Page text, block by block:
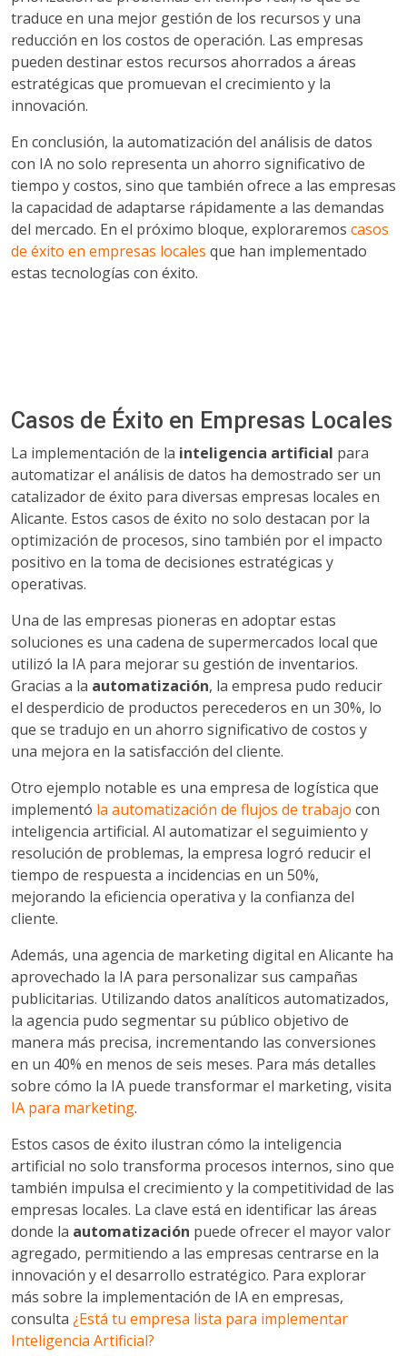
traduce en una mejor gestión de los recursos y una
reducción en los costos de operación. Las empresas
pueden destinar estos recursos ahorrados a áreas
estratégicas que promuevan el crecimiento y la
innovación.
En conclusión, la automatización del análisis de datos
con IA no solo representa un ahorro significativo de
tiempo y costos, sino que también ofrece a las empresas
la capacidad de adaptarse rápidamente a las demandas
del mercado. En el próximo bloque, exploraremos casos
de éxito en empresas locales que han implementado
estas tecnologías con éxito.
Casos de Éxito en Empresas Locales
La implementación de la inteligencia artificial para
automatizar el análisis de datos ha demostrado ser un
catalizador de éxito para diversas empresas locales en
Alicante. Estos casos de éxito no solo destacan por la
optimización de procesos, sino también por el impacto
positivo en la toma de decisiones estratégicas y
operativas.
Una de las empresas pioneras en adoptar estas
soluciones es una cadena de supermercados local que
utilizó la IA para mejorar su gestión de inventarios.
Gracias a la automatización, la empresa pudo reducir
el desperdicio de productos perecederos en un 30%, lo
que se tradujo en un ahorro significativo de costos y
una mejora en la satisfacción del cliente.
Otro ejemplo notable es una empresa de logística que
implementó la automatización de flujos de trabajo con
inteligencia artificial. Al automatizar el seguimiento y
resolución de problemas, la empresa logró reducir el
tiempo de respuesta a incidencias en un 50%,
mejorando la eficiencia operativa y la confianza del
cliente.
Además, una agencia de marketing digital en Alicante ha
aprovechado la IA para personalizar sus campañas
publicitarias. Utilizando datos analíticos automatizados,
la agencia pudo segmentar su público objetivo de
manera más precisa, incrementando las conversiones
en un 40% en menos de seis meses. Para más detalles
sobre cómo la IA puede transformar el marketing, visita
IA para marketing.
Estos casos de éxito ilustran cómo la inteligencia
artificial no solo transforma procesos internos, sino que
también impulsa el crecimiento y la competitividad de las
empresas locales. La clave está en identificar las áreas
donde la automatización puede ofrecer el mayor valor
agregado, permitiendo a las empresas centrarse en la
innovación y el desarrollo estratégico. Para explorar
más sobre la implementación de IA en empresas,
consulta ¿Está tu empresa lista para implementar
Inteligencia Artificial?